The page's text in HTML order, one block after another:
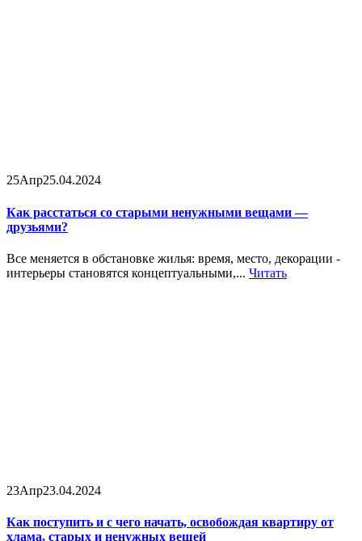
25Апр25.04.2024
Как расстаться со старыми ненужными вещами —
друзьями?
Все меняется в обстановке жилья: время, место, декорации -
интерьеры становятся концептуальными,... Читать
23Апр23.04.2024
Как поступить и с чего начать, освобождая квартиру от
хлама, старых и ненужных вещей